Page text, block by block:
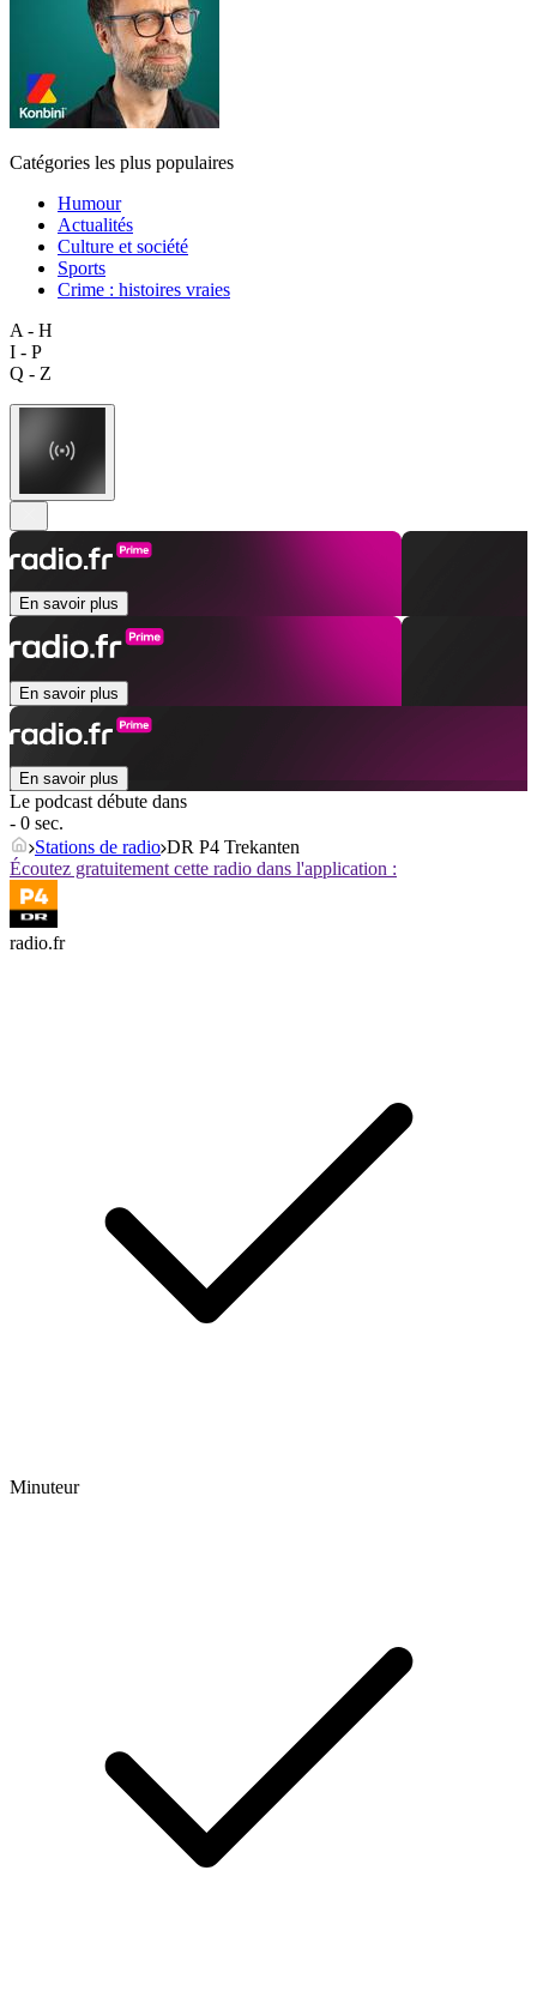
Catégories les plus populaires
Humour
Actualités
Culture et société
Sports
Crime : histoires vraies
A - H
I - P
Q - Z
En savoir plus
En savoir plus
En savoir plus
Le podcast débute dans
- 0 sec.
Stations de radio DR P4 Trekanten
Écoutez gratuitement cette radio dans l'application :
radio.fr
Minuteur